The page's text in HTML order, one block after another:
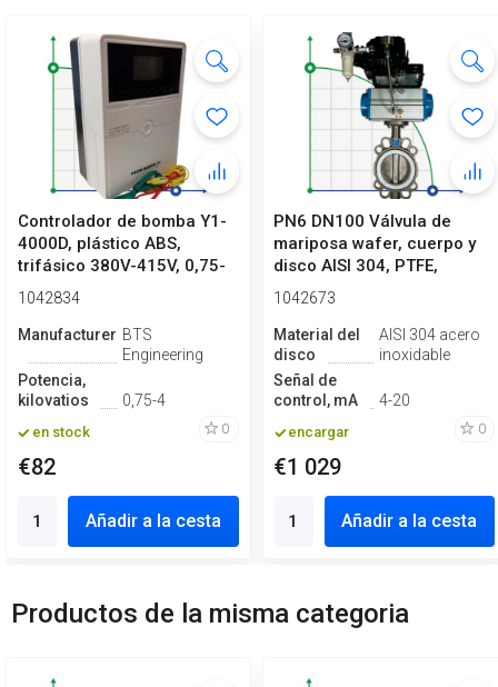
Controlador de bomba Y1-
4000D, plástico ABS,
trifásico 380V-415V, 0,75-
4kW
1042834
ManufactureroBTS
Engineering
Potencia,
kilovatios
0,75-4
en stock 0
€82
Añadir a la cesta
PN6 DN100 Válvula de
mariposa wafer, cuerpo y
disco AISI 304, PTFE,
Simple ef...
1042673
Material del
disco
AISI 304 acero
inoxidable
Señal de
control, mA
4-20
encargar 0
€1 029
Añadir a la cesta
Productos de la misma categoria